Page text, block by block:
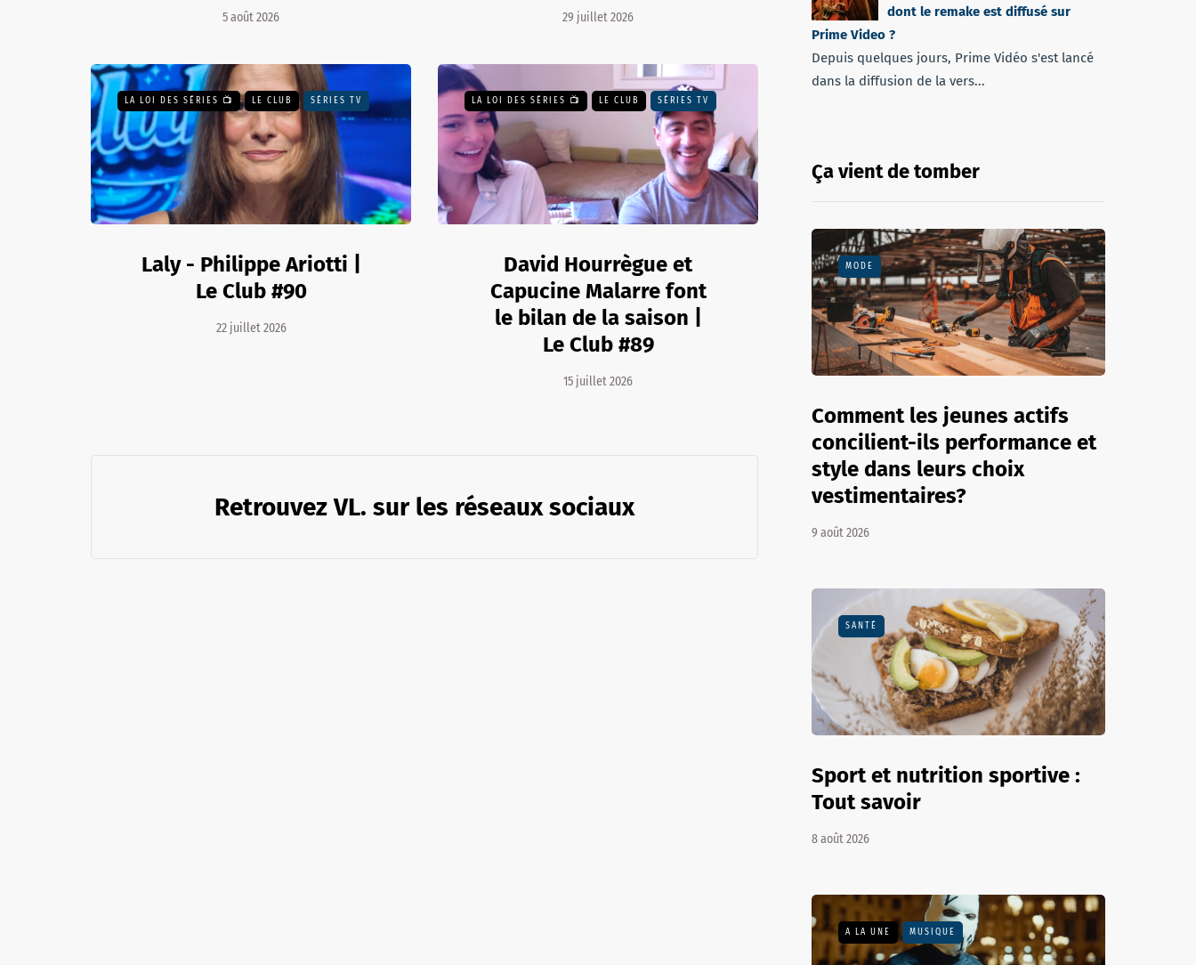
5 août 2026 29 juillet 2026
LA LOI DES SÉRIES 📺 LE CLUB SÉRIES TV
Laly - Philippe Ariotti |
Le Club #90
22 juillet 2026
LA LOI DES SÉRIES 📺 LE CLUB SÉRIES TV
David Hourrègue et
Capucine Malarre font
le bilan de la saison |
Le Club #89
15 juillet 2026
Retrouvez VL. sur les réseaux sociaux
dont le remake est diffusé sur
Prime Video ?
Depuis quelques jours, Prime Vidéo s'est lancé
dans la diffusion de la vers...
Ça vient de tomber
MODE
Comment les jeunes actifs
concilient-ils performance et
style dans leurs choix
vestimentaires?
9 août 2026
SANTÉ
Sport et nutrition sportive :
Tout savoir
8 août 2026
A LA UNE MUSIQUE